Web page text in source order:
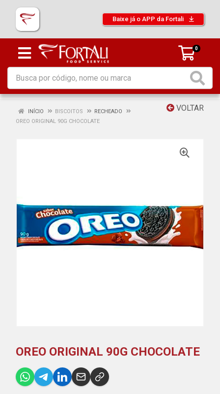
Baixe já o APP da Fortali
0
VOLTAR
INÍCIO BISCOITOS
RECHEADO
OREO ORIGINAL 90G CHOCOLATE
OREO ORIGINAL 90G CHOCOLATE